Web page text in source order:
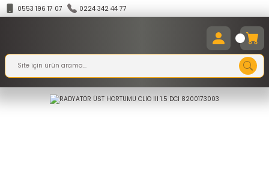
0553 196 17 07 0224 342 44 77